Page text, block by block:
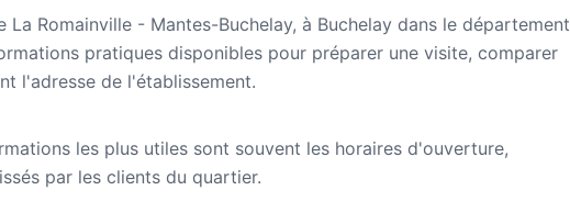
La Romainville - Mantes-Buchelay, à Buchelay dans le département
pratiques disponibles pour préparer une visite, comparer
l'adresse de l'établissement.
les plus utiles sont souvent les horaires d'ouverture,
par les clients du quartier.